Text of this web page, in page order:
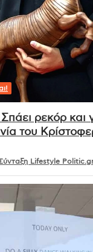
ρεκόρ και
του
Lifestyle